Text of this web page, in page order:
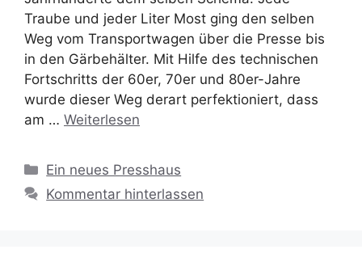
Traube und jeder Liter Most ging den selben
Weg vom Transportwagen über die Presse bis
in den Gärbehälter. Mit Hilfe des technischen
Fortschritts der 60er, 70er und 80er-Jahre
wurde dieser Weg derart perfektioniert, dass
am … Weiterlesen
Kategorien
Ein neues Presshaus
Kommentar hinterlassen